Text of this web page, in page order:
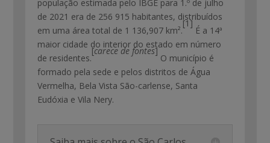
população estimada pelo IBGE para 1.º de julho
de 2021 era de 256 915 habitantes, distribuídos
em uma área total de 1 136,907 km².
[1]
É a 14ª
maior cidade do interior do estado em número
de residentes.
[carece de fontes]
O município é
formado pela sede e pelos distritos de Água
Vermelha, Bela Vista São-carlense, Santa
Eudóxia e Vila Nery.